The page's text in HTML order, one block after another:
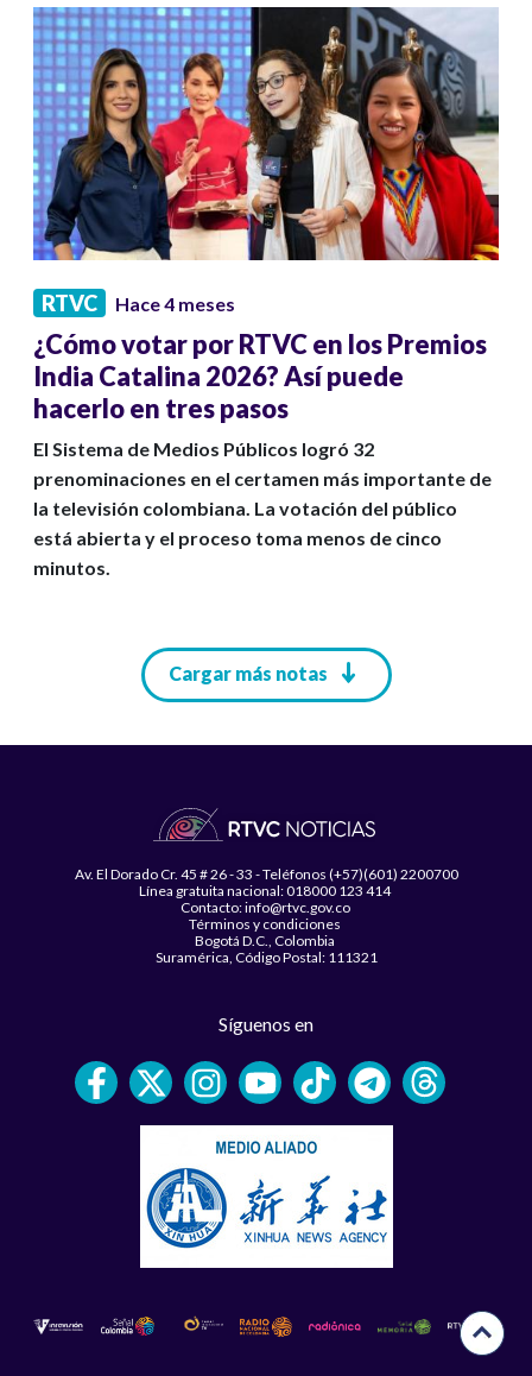
RTVC Hace 4 meses
¿Cómo votar por RTVC en los Premios
India Catalina 2026? Así puede
hacerlo en tres pasos
El Sistema de Medios Públicos logró 32
prenominaciones en el certamen más importante de
la televisión colombiana. La votación del público
está abierta y el proceso toma menos de cinco
minutos.
Cargar más notas
Av. El Dorado Cr. 45 # 26 - 33 - Teléfonos (+57)(601) 2200700
Línea gratuita nacional: 018000 123 414
Contacto: info@rtvc.gov.co
Términos y condiciones
Bogotá D.C., Colombia
Suramérica, Código Postal: 111321
Síguenos en